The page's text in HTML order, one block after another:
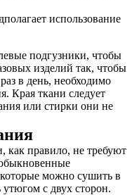
использование
подгузники, чтобы
изделий так, чтобы
в день, необходимо
Края ткани следует
или стирки они не
как правило, не требуют
можно сушить в
с двух сторон.